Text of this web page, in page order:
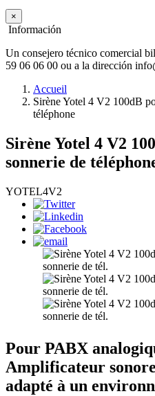
×
Información
Un consejero técnico comercial
59 06 06 00 ou a la dirección
Accueil
Sirène Yotel 4 V2 100dB
téléphone
Sirène Yotel 4 V2
sonnerie de
YOTEL4V2
Pour PABX
Amplificateur
adapté à un